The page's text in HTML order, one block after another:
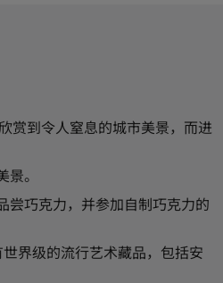
赏到令人窒息的城市美景，而进
。
巧克力，并参加自制巧克力的
界级的流行艺术藏品，包括安